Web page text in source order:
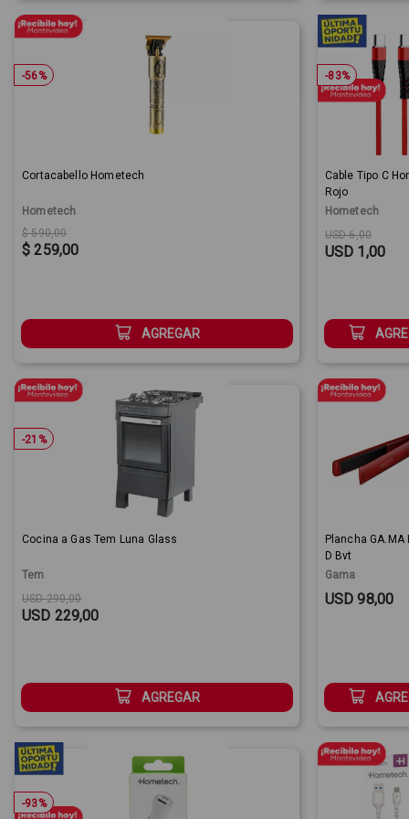
Cortacabello Hometech
Hometech
Original price:
$ 590,00
Sale Price:
$ 259,00
-56%
AGREGAR
Cable Tipo C
Rojo
Hometech
Original
USD 6,00
Sale Price:
USD 1,00
-83%
Cocina a Gas Tem Luna Glass
Tem
Original price:
USD 290,00
Sale Price:
USD 229,00
-21 %
AGREGAR
Plancha
D Bvt
Gama
Sale Price:
USD 98,00
-93%